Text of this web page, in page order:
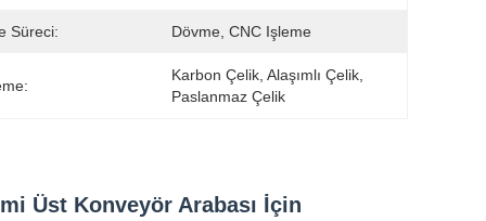
Süreci: Dövme, CNC Işleme
Karbon Çelik, Alaşımlı Çelik,
Paslanmaz Çelik
Üst Konveyör Arabası İçin